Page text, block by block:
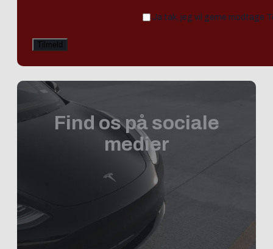
Ja tak, jeg vil gerne modtage
Find os på sociale
medier